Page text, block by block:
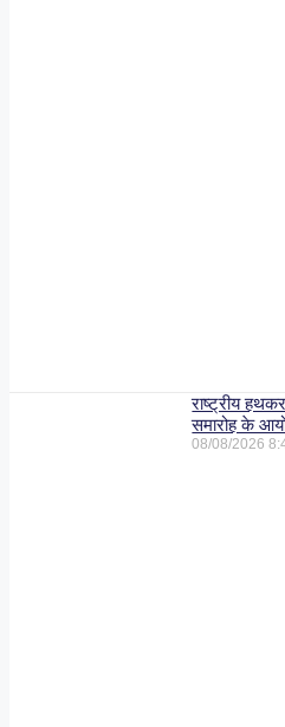
राष्ट्रीय
समारोह के
08/08/2026